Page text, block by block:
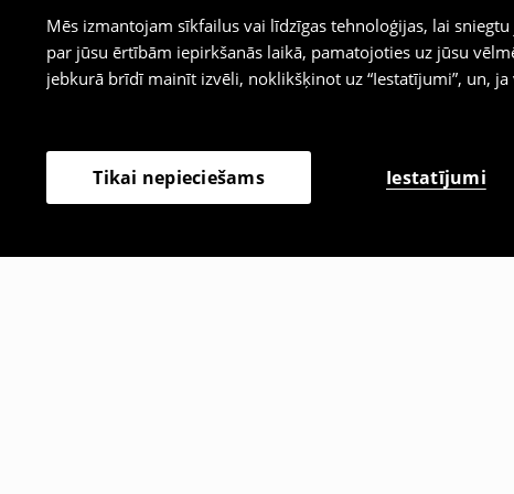
Mēs izmantojam sīkfailus vai līdzīgas tehnoloģijas, lai
par jūsu ērtībām iepirkšanās laikā, pamatojoties uz jūsu
jebkurā brīdī mainīt izvēli, noklikšķinot uz “Iestatījumi”, un,
Tikai nepieciešams Iestatījumi